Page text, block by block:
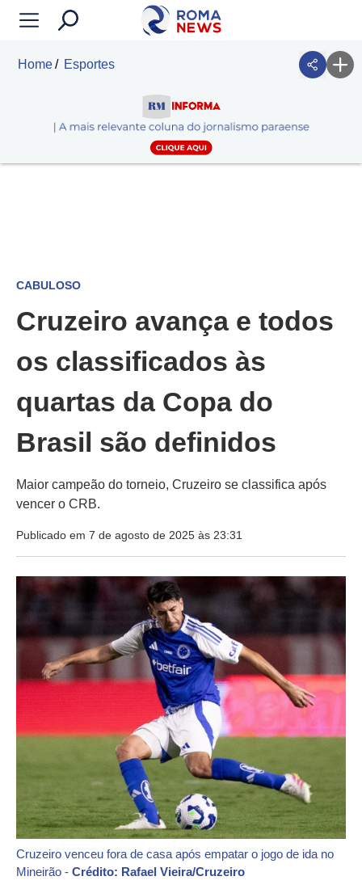
Home Esportes
CABULOSO
Cruzeiro avança e todos
os classificados às
quartas da Copa do
Brasil são definidos
Maior campeão do torneio, Cruzeiro se classifica após
vencer o CRB.
Publicado em 7 de agosto de 2025 às 23:31
Cruzeiro venceu fora de casa após empatar o jogo de ida no
Mineirão - Crédito: Rafael Vieira/Cruzeiro